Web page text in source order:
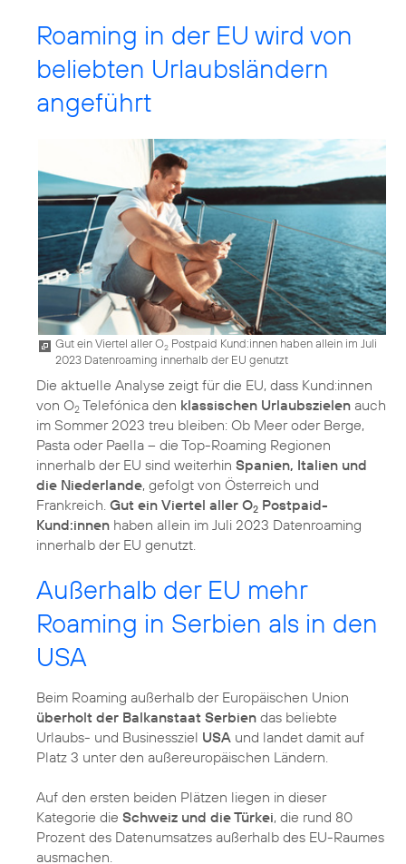
Roaming in der EU wird von
beliebten Urlaubsländern
angeführt
Gut ein Viertel aller O2 Postpaid Kund:innen haben allein im Juli
2023 Datenroaming innerhalb der EU genutzt
Die aktuelle Analyse zeigt für die EU, dass Kund:innen
von O2 Telefónica den klassischen Urlaubszielen auch
im Sommer 2023 treu bleiben: Ob Meer oder Berge,
Pasta oder Paella – die Top-Roaming Regionen
innerhalb der EU sind weiterhin Spanien, Italien und
die Niederlande, gefolgt von Österreich und
Frankreich. Gut ein Viertel aller O2 Postpaid-
Kund:innen haben allein im Juli 2023 Datenroaming
innerhalb der EU genutzt.
Außerhalb der EU mehr
Roaming in Serbien als in den
USA
Beim Roaming außerhalb der Europäischen Union
überholt der Balkanstaat Serbien das beliebte
Urlaubs- und Businessziel USA und landet damit auf
Platz 3 unter den außereuropäischen Ländern.
Auf den ersten beiden Plätzen liegen in dieser
Kategorie die Schweiz und die Türkei, die rund 80
Prozent des Datenumsatzes außerhalb des EU-Raumes
ausmachen.